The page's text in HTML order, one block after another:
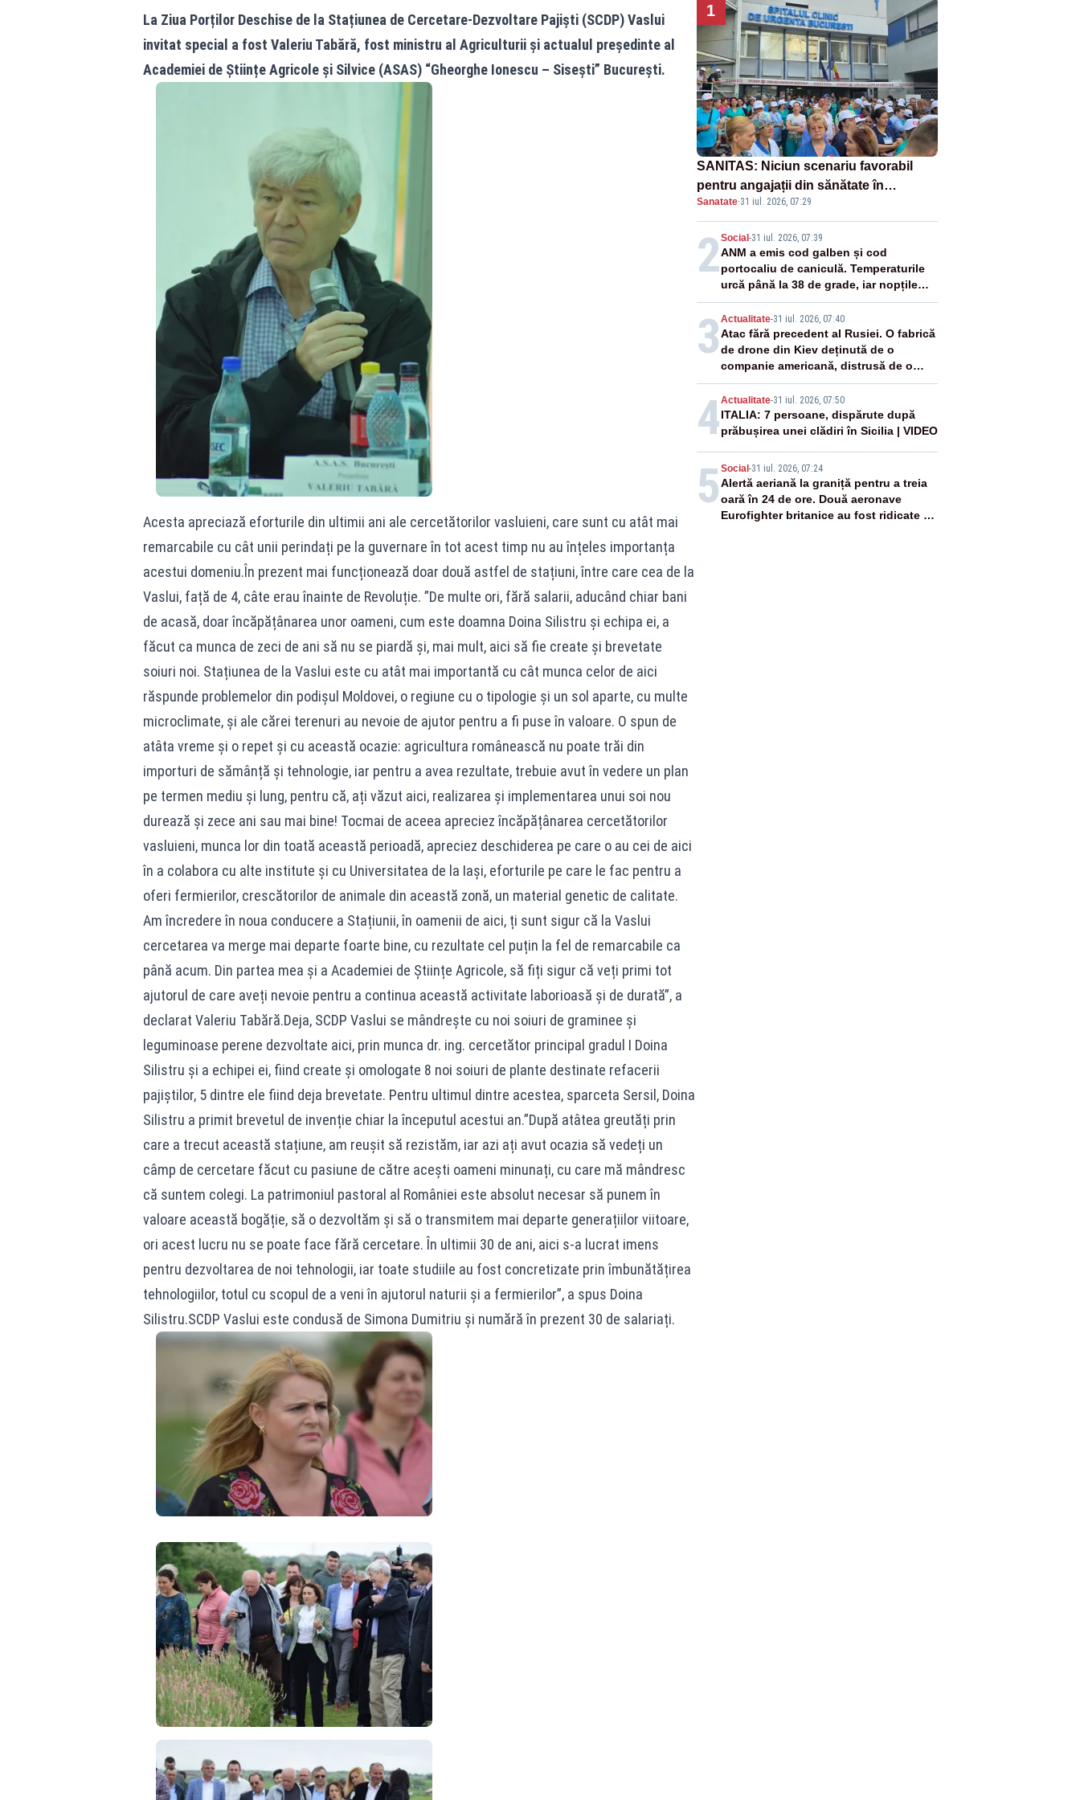
La Ziua Porților Deschise de la Stațiunea de Cercetare-Dezvoltare Pajiști (SCDP) Vaslui
invitat special a fost Valeriu Tabără, fost ministru al Agriculturii și actualul președinte al
Academiei de Științe Agricole și Silvice (ASAS) “Gheorghe Ionescu – Sisești” București.
Acesta apreciază eforturile din ultimii ani ale cercetătorilor vasluieni, care sunt cu atât mai
remarcabile cu cât unii perindați pe la guvernare în tot acest timp nu au înțeles importanța
acestui domeniu.În prezent mai funcționează doar două astfel de stațiuni, între care cea de la
Vaslui, față de 4, câte erau înainte de Revoluție. ”De multe ori, fără salarii, aducând chiar bani
de acasă, doar încăpățânarea unor oameni, cum este doamna Doina Silistru și echipa ei, a
făcut ca munca de zeci de ani să nu se piardă și, mai mult, aici să fie create și brevetate
soiuri noi. Stațiunea de la Vaslui este cu atât mai importantă cu cât munca celor de aici
răspunde problemelor din podișul Moldovei, o regiune cu o tipologie și un sol aparte, cu multe
microclimate, și ale cărei terenuri au nevoie de ajutor pentru a fi puse în valoare. O spun de
atâta vreme și o repet și cu această ocazie: agricultura românească nu poate trăi din
importuri de sămânță și tehnologie, iar pentru a avea rezultate, trebuie avut în vedere un plan
pe termen mediu și lung, pentru că, ați văzut aici, realizarea și implementarea unui soi nou
durează și zece ani sau mai bine! Tocmai de aceea apreciez încăpățânarea cercetătorilor
vasluieni, munca lor din toată această perioadă, apreciez deschiderea pe care o au cei de aici
în a colabora cu alte institute și cu Universitatea de la Iași, eforturile pe care le fac pentru a
oferi fermierilor, crescătorilor de animale din această zonă, un material genetic de calitate.
Am încredere în noua conducere a Stațiunii, în oamenii de aici, ți sunt sigur că la Vaslui
cercetarea va merge mai departe foarte bine, cu rezultate cel puțin la fel de remarcabile ca
până acum. Din partea mea și a Academiei de Științe Agricole, să fiți sigur că veți primi tot
ajutorul de care aveți nevoie pentru a continua această activitate laborioasă și de durată”, a
declarat Valeriu Tabără.Deja, SCDP Vaslui se mândrește cu noi soiuri de graminee și
leguminoase perene dezvoltate aici, prin munca dr. ing. cercetător principal gradul I Doina
Silistru și a echipei ei, fiind create și omologate 8 noi soiuri de plante destinate refacerii
pajiștilor, 5 dintre ele fiind deja brevetate. Pentru ultimul dintre acestea, sparceta Sersil, Doina
Silistru a primit brevetul de invenție chiar la începutul acestui an.”După atâtea greutăți prin
care a trecut această stațiune, am reușit să rezistăm, iar azi ați avut ocazia să vedeți un
câmp de cercetare făcut cu pasiune de către acești oameni minunați, cu care mă mândresc
că suntem colegi. La patrimoniul pastoral al României este absolut necesar să punem în
valoare această bogăție, să o dezvoltăm și să o transmitem mai departe generațiilor viitoare,
ori acest lucru nu se poate face fără cercetare. În ultimii 30 de ani, aici s-a lucrat imens
pentru dezvoltarea de noi tehnologii, iar toate studiile au fost concretizate prin îmbunătățirea
tehnologiilor, totul cu scopul de a veni în ajutorul naturii și a fermierilor”, a spus Doina
Silistru.SCDP Vaslui este condusă de Simona Dumitriu și numără în prezent 30 de salariați.
1
SANITAS: Niciun scenariu favorabil
pentru angajații din sănătate în
proiectul Legii salarizării
Sanatate·31 iul. 2026, 07:29
2Social -31 iul. 2026, 07:39
ANM a emis cod galben și cod
portocaliu de caniculă. Temperaturile
urcă până la 38 de grade, iar nopțile
devin tropicale
3 Actualitate-31 iul. 2026, 07:40
Atac fără precedent al Rusiei. O fabrică
de drone din Kiev deținută de o
companie americană, distrusă de o
rachetă rusească
4Actualitate-31 iul. 2026, 07:50
ITALIA: 7 persoane, dispărute după
prăbușirea unei clădiri în Sicilia | VIDEO
5 Social -31 iul. 2026, 07:24
Alertă aeriană la graniță pentru a treia
oară în 24 de ore. Două aeronave
Eurofighter britanice au fost ridicate de